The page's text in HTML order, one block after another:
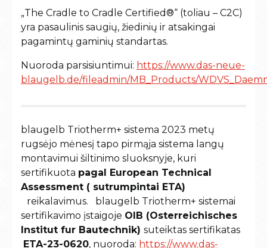
„The Cradle to Cradle Certified®“ (toliau – C2C)
yra pasaulinis saugių, žiedinių ir atsakingai
pagamintų gaminių standartas.
Nuoroda parsisiuntimui: https://www.das-neue-
blaugelb.de/fileadmin/MB_Products/
blaugelb Triotherm+ sistema 2023 metų
rugsėjo mėnesį tapo pirmąja sistema langų
montavimui šiltinimo sluoksnyje, kuri
sertifikuota pagal European Technical
Assessment ( sutrumpintai ETA)
reikalavimus. blaugelb Triotherm+ sistemai
sertifikavimo įstaigoje OIB (Osterreichisches
Institut fur Bautechnik) suteiktas sertifikatas
ETA-23-0620, nuoroda: https://www.das-